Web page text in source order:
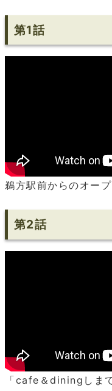
第1話
鵜方駅前からのオー
第2話
「cafe＆diningしま